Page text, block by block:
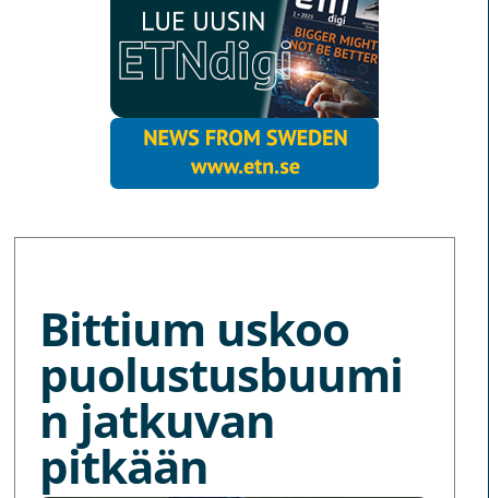
Bittium uskoo
puolustusbuumi
n jatkuvan
pitkään